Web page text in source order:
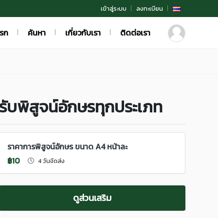
เข้าสู่ระบบ ลงทะเบียน
ก ค้นหา เกี่ยวกับเรา ติดต่อเรา
บพิสูจน์อักษรทุกประเภท
ราคาการพิสูจน์อักษร ขนาด A4 หน้าละ
฿10
4 วันจัดส่ง
ดูส่วนเสริม